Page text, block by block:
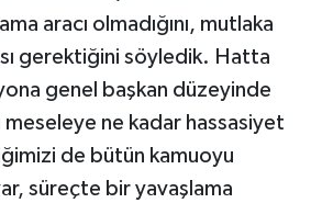
aracı olmadığını, mutlaka
gerektiğini söyledik. Hatta
genel başkan düzeyinde
ne kadar hassasiyet
de bütün kamuoyu
süreçte bir yavaşlama